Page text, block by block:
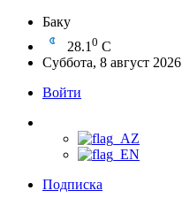
Баку
28.1 0 C
Суббота, 8 август 2026
Войти
Подписка